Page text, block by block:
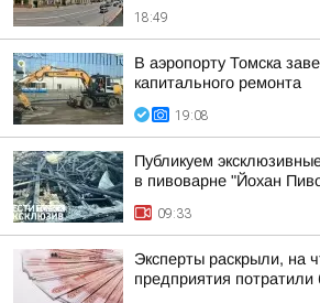
18:49
В аэропорту Томска
капитального ремонта
19:08
Публикуем
в пивоварне "Йохан
09:33
Эксперты раскрыли, на
предприятия